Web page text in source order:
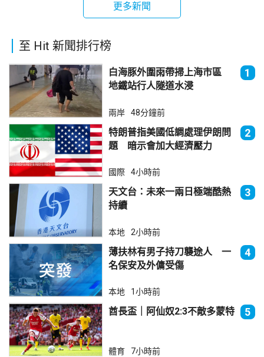
更多新聞
至 Hit 新聞排行榜
白海豚外圍雨帶掃上海市區
地鐵站行人隧道水浸
1
兩岸 48分鐘前
特朗普指美國低調處理伊朗問
題 暗示會加大經濟壓力
2
國際 4小時前
天文台：未來一兩日極端酷熱
持續
3
本地 2小時前
薄扶林有男子持刀襲途人 一
名保安及外傭受傷
4
本地 1小時前
酋長盃｜阿仙奴2:3不敵多蒙特 5
體育 7小時前